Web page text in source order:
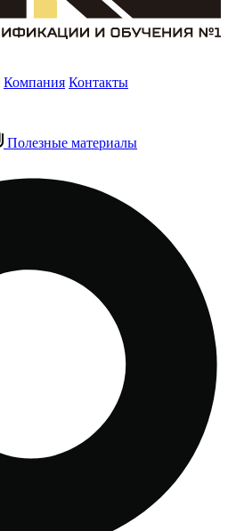
Компания Контакты
Полезные материалы